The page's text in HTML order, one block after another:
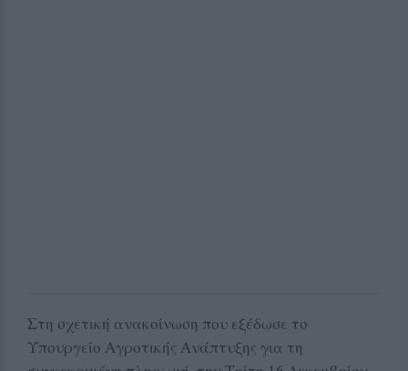
Στη σχετική ανακοίνωση που εξέδωσε το
Υπουργείο Αγροτικής Ανάπτυξης για τη